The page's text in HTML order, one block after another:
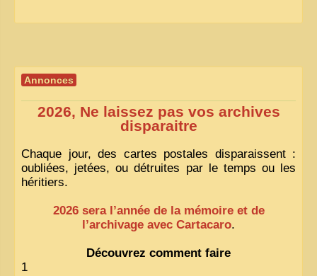
Annonces
2026, Ne laissez pas vos archives
disparaitre
Chaque jour, des cartes postales disparaissent :
oubliées, jetées, ou détruites par le temps ou les
héritiers.
2026 sera l’année de la mémoire et de
l’archivage avec Cartacaro.
Découvrez comment faire
1